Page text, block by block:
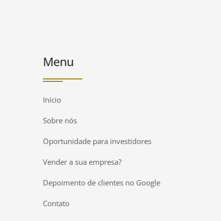
Menu
Início
Sobre nós
Oportunidade para investidores
Vender a sua empresa?
Depoimento de clientes no Google
Contato